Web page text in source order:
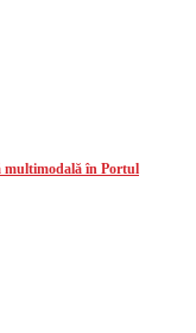
multimodală în Portul